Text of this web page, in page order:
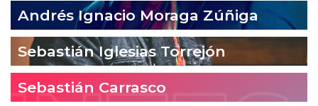
Andrés Ignacio Moraga Zúñiga
Sebastián Iglesias Torrejón
Sebastián Carrasco